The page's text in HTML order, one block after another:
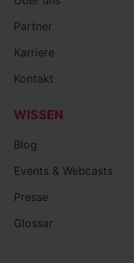
Partner
Karriere
Kontakt
WISSEN
Blog
Events & Webcasts
Presse
Glossar